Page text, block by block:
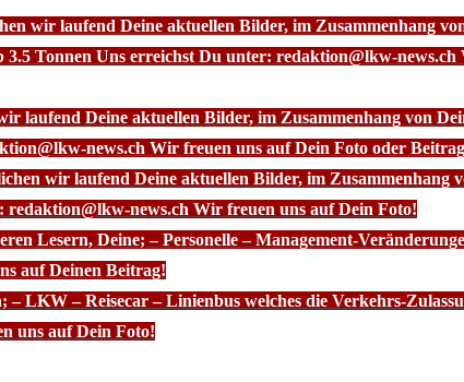
wir laufend Deine aktuellen Bilder, im Zusammenhang
Tonnen Uns erreichst Du unter: redaktion@lkw-
laufend Deine aktuellen Bilder, im Zusammenhang von
news.ch Wir freuen uns auf Dein Foto oder
wir laufend Deine aktuellen Bilder, im
news.ch Wir freuen uns auf Dein Foto!
Lesern, Deine; – Personelle – Management-
auf Deinen Beitrag!
– LKW – Reisecar – Linienbus welches die Verkehrs-
uns auf Dein Foto!